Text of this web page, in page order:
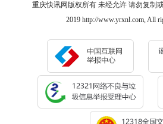
重庆快讯网版权所有 未经允许 请勿复制
2019 http://www.yrxnl.com, All